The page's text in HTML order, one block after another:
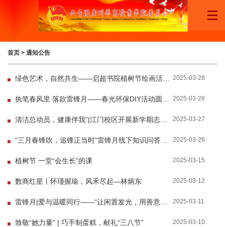
首页 > 通知公告
2025-03-28
2025-03-28
2025-03-27
2025-03-26
植树节 一堂“会生长”的课 2025-03-15
数商红星丨怀瑾握瑜，风禾尽起—林炳东 2025-03-12
2025-03-11
致敬“她力量” | 巧手制蛋糕，献礼“三八节” 2025-03-10